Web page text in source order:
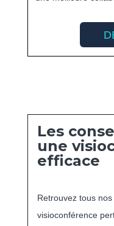
Les
une
efficace
Retrouvez tous
visioconférence